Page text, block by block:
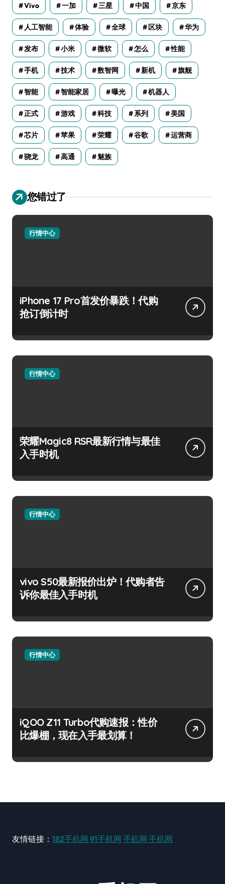
Vivo 一加 三星 中国 京东
人工智能 体验 全球 区块 华为
发布 小米 微软 怎么 性能
手机 技术 数智网 新机 旗舰
智能 智能家居 曝光 机器人
正式 游戏 科技 系列 美国
芯片 苹果 荣耀 谷歌 运营商
骁龙 高通 魅族
您错过了
行情中心
iPhone 17 Pro首发价暴跌！代购
抢订倒计时
行情中心
荣耀Magic8 RSR最新行情与最佳
入手时机
行情中心
vivo S50最新报价出炉！代购者告
诉你最佳入手时机
行情中心
iQOO Z11 Turbo代购速报：性价
比爆棚，现在入手最划算！
友情链接： 182手机网 91手机网 手机网 手机网